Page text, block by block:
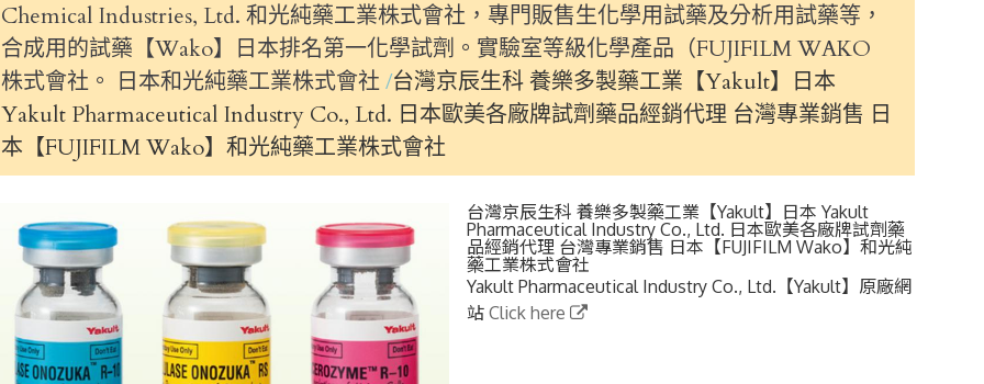
Chemical Industries, Ltd. 和光純藥工業株式會社，專門販售生化學用試藥及分析用試藥等，
合成用的試藥【Wako】日本排名第一化學試劑。實驗室等級化學產品（FUJIFILM WAKO
株式會社。 日本和光純藥工業株式會社 台灣京辰生科 養樂多製藥工業【Yakult】日本
Yakult Pharmaceutical Industry Co., Ltd. 日本歐美各廠牌試劑藥品經銷代理 台灣專業銷售 日
本【FUJIFILM Wako】和光純藥工業株式會社
台灣京辰生科 養樂多製藥工業【Yakult】日本 Yakult
Pharmaceutical Industry Co., Ltd. 日本歐美各廠牌試劑藥
品經銷代理 台灣專業銷售 日本【FUJIFILM Wako】和光純
藥工業株式會社
Yakult Pharmaceutical Industry Co., Ltd.【Yakult】原廠網
站 Click here